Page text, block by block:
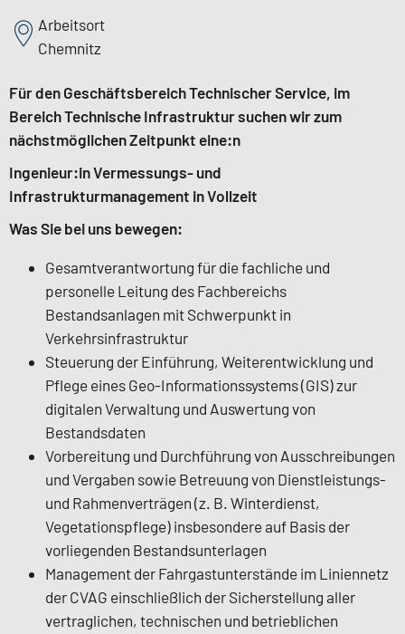
Arbeitsort
Chemnitz
Für den Geschäftsbereich Technischer Service, im
Bereich Technische Infrastruktur suchen wir zum
nächstmöglichen Zeitpunkt eine:n
Ingenieur:in Vermessungs- und
Infrastrukturmanagement in Vollzeit
Was Sie bei uns bewegen:
Gesamtverantwortung für die fachliche und
personelle Leitung des Fachbereichs
Bestandsanlagen mit Schwerpunkt in
Verkehrsinfrastruktur
Steuerung der Einführung, Weiterentwicklung und
Pflege eines Geo-Informationssystems (GIS) zur
digitalen Verwaltung und Auswertung von
Bestandsdaten
Vorbereitung und Durchführung von Ausschreibungen
und Vergaben sowie Betreuung von Dienstleistungs-
und Rahmenverträgen (z. B. Winterdienst,
Vegetationspflege) insbesondere auf Basis der
vorliegenden Bestandsunterlagen
Management der Fahrgastunterstände im Liniennetz
der CVAG einschließlich der Sicherstellung aller
vertraglichen, technischen und betrieblichen